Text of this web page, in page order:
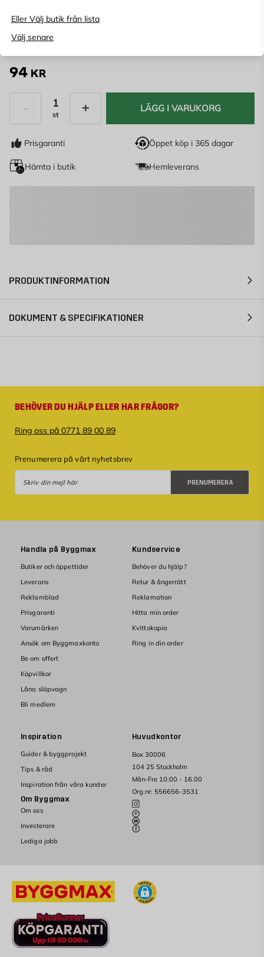
Eller Välj butik från lista
Välj senare
Antracit Vit
94 KR
st
LÄGG I VARUKORG
Prisgaranti Öppet köp i 365 dagar
Hämta i butik Hemleverans
PRODUKTINFORMATION
DOKUMENT & SPECIFIKATIONER
BEHÖVER DU HJÄLP ELLER HAR FRÅGOR?
Ring oss på 0771 89 00 89
Prenumerera på vårt nyhetsbrev
PRENUMERERA
Huvudkontor
Box 30006
104 25 Stockholm
Mån-Fre 10:00 - 16.00
Org.nr: 556656-3531
Handla på Byggmax
Butiker och öppettider
Leverans
Reklamblad
Prisgaranti
Varumärken
Ansök om Byggmaxkonto
Be om offert
Köpvillkor
Låna släpvagn
Bli medlem
Kundservice
Behöver du hjälp?
Retur & ångerrätt
Reklamation
Hitta min order
Kvittokopia
Ring in din order
Inspiration
Guider & byggprojekt
Tips & råd
Inspiration från våra kunder
Om Byggmax
Om oss
Investerare
Lediga jobb